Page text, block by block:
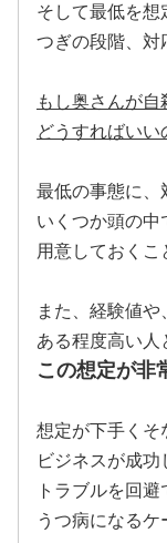
そして最低を想
つぎの段階、対
もし奥さんが自
どうすればいい
最低の事態に、
いくつか頭の中
用意しておくこ
また、経験値
ある程度高い人
この想定が非
想定が下手くそ
ビジネスが成功
トラブルを回避
うつ病になるケ